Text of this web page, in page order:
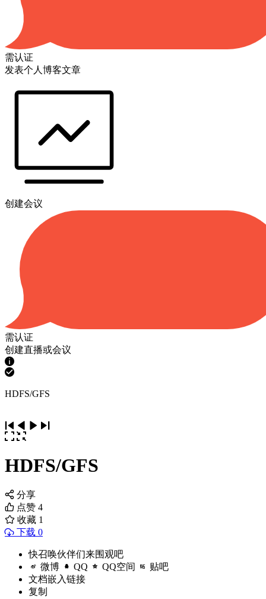
需认证
发表个人博客文章
创建会议
需认证
创建直播或会议
HDFS/GFS
HDFS/GFS
分享
点赞 4
收藏 1
下载 0
快召唤伙伴们来围观吧
微博 QQ QQ空间 贴吧
文档嵌入链接
复制